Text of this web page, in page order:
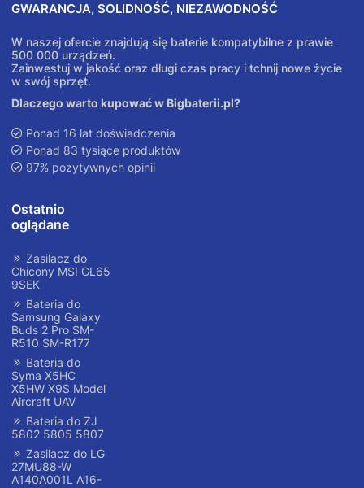
GWARANCJA, SOLIDNOŚĆ, NIEZAWODNOŚĆ
W naszej ofercie znajdują się baterie kompatybilne z prawie
500 000 urządzeń.
Zainwestuj w jakość oraz długi czas pracy i tchnij nowe życie
w swój sprzęt.
Dlaczego warto kupować w Bigbaterii.pl?
Ponad 16 lat doświadczenia
Ponad 83 tysiące produktów
97% pozytywnych opinii
Ostatnio
oglądane
Zasilacz do
Chicony MSI GL65
9SEK
Bateria do
Samsung Galaxy
Buds 2 Pro SM-
R510 SM-R177
Bateria do
Syma X5HC
X5HW X9S Model
Aircraft UAV
Bateria do ZJ
5802 5805 5807
Zasilacz do LG
27MU88-W
A140A001L A16-